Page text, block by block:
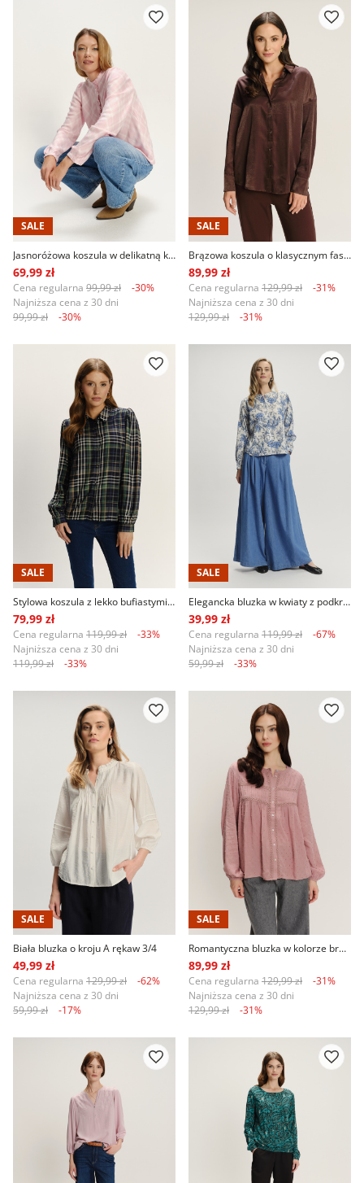
SALE
Jasnoróżowa koszula w delikatną kratę
69,99 zł
Cena regularna 99,99 zł
-30%
Najniższa cena z 30 dni
99,99 zł
-30%
SALE
Brązowa koszula o klasycznym fasonie
89,99 zł
Cena regularna 129,99 zł
-31%
Najniższa cena z 30 dni
129,99 zł
-31%
SALE
Stylowa koszula z lekko bufiastymi rękawami nadruk w kratę
79,99 zł
Cena regularna 119,99 zł
-33%
Najniższa cena z 30 dni
119,99 zł
-33%
SALE
Elegancka bluzka w kwiaty z podkreśloną talią
39,99 zł
Cena regularna 119,99 zł
-67%
Najniższa cena z 30 dni
59,99 zł
-33%
SALE
Biała bluzka o kroju A rękaw 3/4
49,99 zł
Cena regularna 129,99 zł
-62%
Najniższa cena z 30 dni
59,99 zł
-17%
SALE
Romantyczna bluzka w kolorze brudnego różu
89,99 zł
Cena regularna 129,99 zł
-31%
Najniższa cena z 30 dni
129,99 zł
-31%